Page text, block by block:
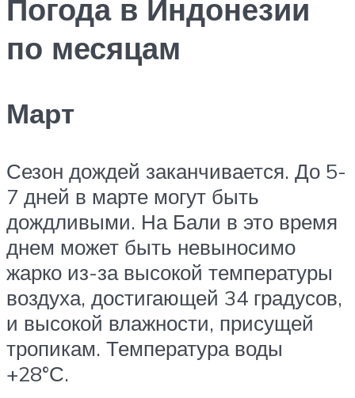
Погода в Индонезии
по месяцам
Март
Сезон дождей заканчивается. До 5-
7 дней в марте могут быть
дождливыми. На Бали в это время
днем может быть невыносимо
жарко из-за высокой температуры
воздуха, достигающей 34 градусов,
и высокой влажности, присущей
тропикам. Температура воды
+28°С.